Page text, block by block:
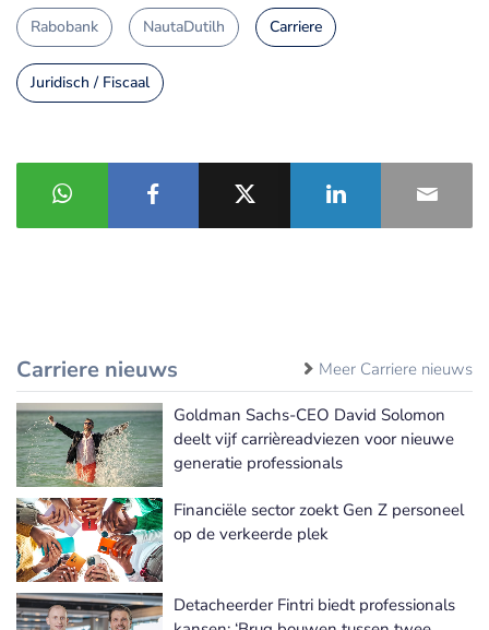
Rabobank NautaDutilh Carriere
Juridisch / Fiscaal
Carriere nieuws Meer Carriere nieuws
Goldman Sachs-CEO David Solomon
deelt vijf carrièreadviezen voor nieuwe
generatie professionals
Financiële sector zoekt Gen Z personeel
op de verkeerde plek
Detacheerder Fintri biedt professionals